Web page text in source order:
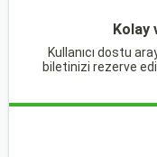
Kolay
Kullanıcı dostu
biletinizi rezerve